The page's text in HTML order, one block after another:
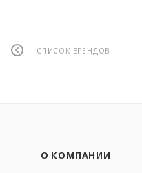
СПИСОК БРЕНДОВ
О КОМПАНИИ